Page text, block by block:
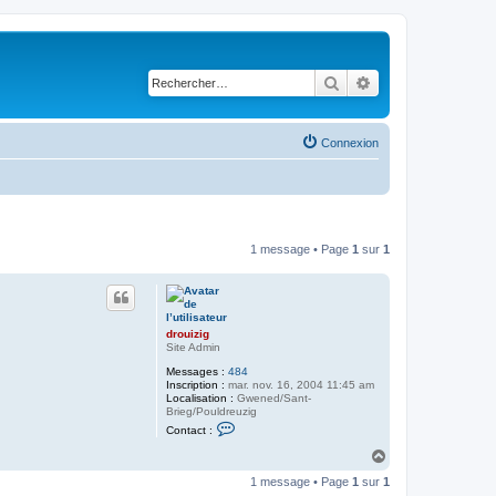
Rechercher
Connexion
1 message • Page 1 sur 1
drouizig
Site Admin
Messages : 484
Inscription : mar. nov. 16, 2004 11:45 am
Localisation : Gwened/Sant-
Brieg/Pouldreuzig
Contact :
u
1 message • Page 1 sur 1